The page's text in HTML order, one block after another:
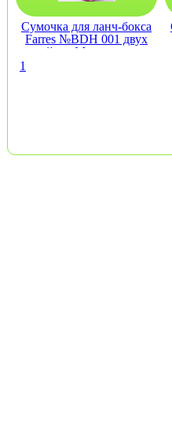
Сумочка для ланч-бокса
Farres №BDH 001 двух
слойная Мультяшные
1